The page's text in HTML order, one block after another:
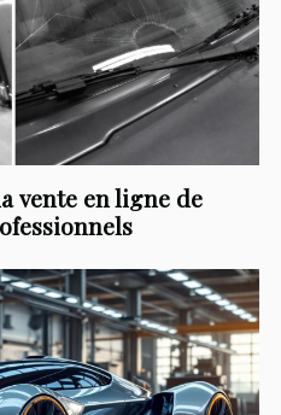
vente en ligne de